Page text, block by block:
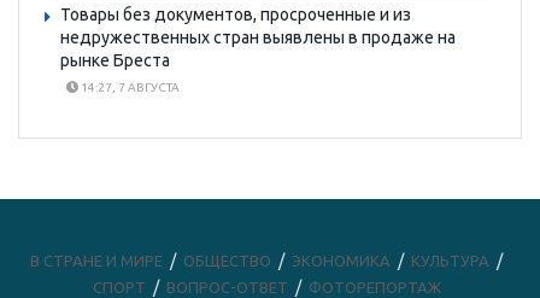
Товары без документов, просроченные и из
недружественных стран выявлены в продаже на
рынке Бреста
14:27, 7 АВГУСТА
В СТРАНЕ И МИРЕ ОБЩЕСТВО ЭКОНОМИКА
КУЛЬТУРА
СПОРТ
ВОПРОС-ОТВЕТ ФОТОРЕПОРТАЖ